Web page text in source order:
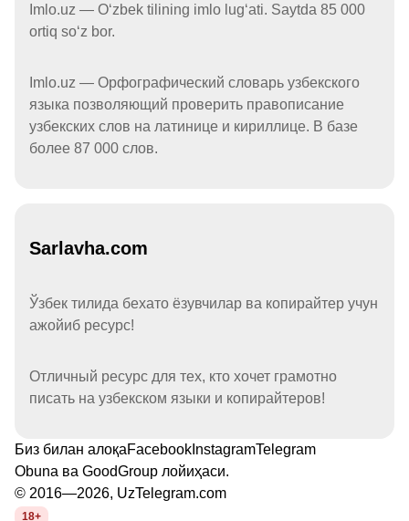
Imlo.uz — Oʻzbek tilining imlo lugʻati. Saytda 85 000
ortiq soʻz bor.
Imlo.uz — Орфографический словарь узбекского
языка позволяющий проверить правописание
узбекских слов на латинице и кириллице. В базе
более 87 000 слов.
Sarlavha.com
Ўзбек тилида бехато ёзувчилар ва копирайтер учун
ажойиб ресурс!
Отличный ресурс для тех, кто хочет грамотно
писать на узбекском языки и копирайтеров!
Биз билан алоқаFacebook InstagramTelegram
Obuna ва GoodGroup лойиҳаси.
© 2016—2026, UzTelegram.com
18+